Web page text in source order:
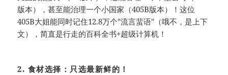
版本），甚至能治理一个小国家（405B版本）！这位
405B大姐能同时记住12.8万个"流言蜚语"（哦不，是上下
文），简直是行走的百科全书+超级计算机！
2. 食材选择：只选最新鲜的！